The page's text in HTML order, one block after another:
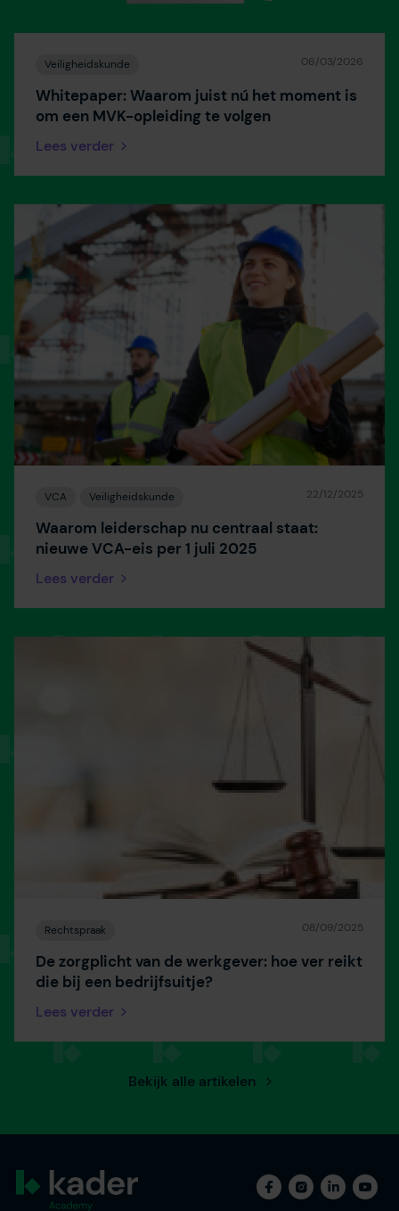
Veiligheidskunde 06/03/2026
Whitepaper: Waarom juist nú het moment is
om een MVK-opleiding te volgen
Lees verder
VCA Veiligheidskunde 22/12/2025
Waarom leiderschap nu centraal staat:
nieuwe VCA-eis per 1 juli 2025
Lees verder
Rechtspraak 08/09/2025
De zorgplicht van de werkgever: hoe ver reikt
die bij een bedrijfsuitje?
Lees verder
Bekijk alle artikelen